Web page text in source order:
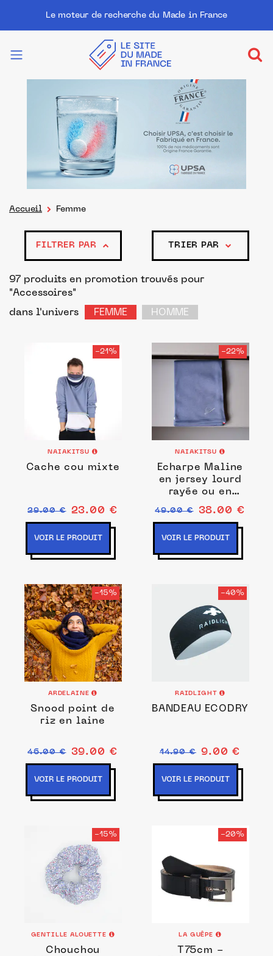
Le moteur de recherche du Made in France
Accueil Femme
FILTRER PAR TRIER PAR
97 produits en promotion trouvés pour
"Accessoires"
dans l'univers
FEMME HOMME
-21%
NAIAKITSU
Cache cou mixte
29.00 € 23.00 €
VOIR LE PRODUIT
-22%
NAIAKITSU
Echarpe Maline
en jersey lourd
rayée ou en
Jersey léger Uni
49.00 € 38.00 €
VOIR LE PRODUIT
-15%
ARDELAINE
Snood point de
riz en laine
46.00 € 39.00 €
VOIR LE PRODUIT
-40%
RAIDLIGHT
BANDEAU ECODRY
14.90 € 9.00 €
VOIR LE PRODUIT
-15%
GENTILLE ALOUETTE
Chouchou
-20%
LA GUÊPE
T75cm -